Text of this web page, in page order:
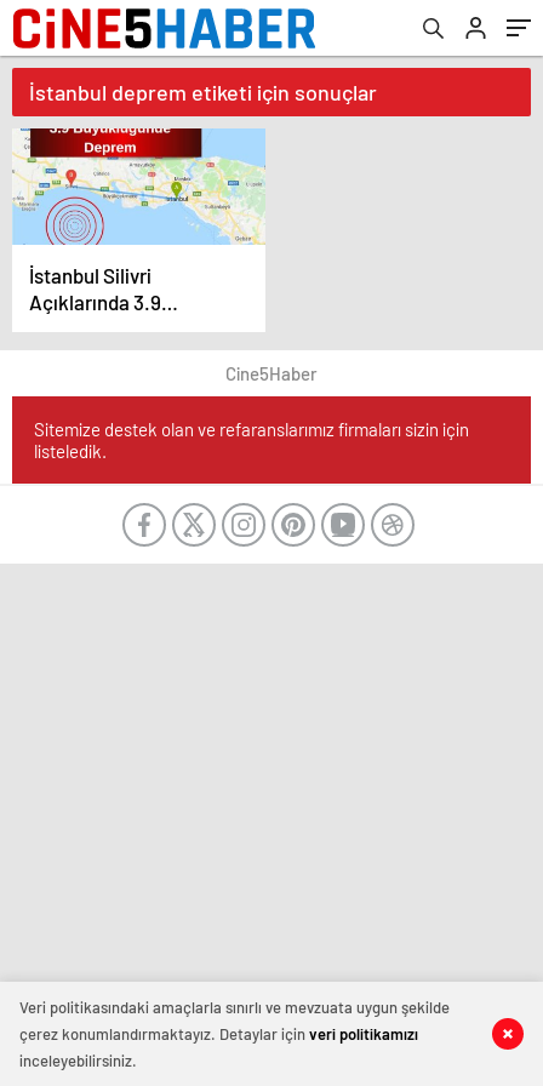
İstanbul deprem etiketi için sonuçlar
İstanbul Silivri
Açıklarında 3.9
Büyüklüğünde Deprem
Meydana Geldi
Cine5Haber
Sitemize destek olan ve refaranslarımız firmaları sizin için
listeledik.
Veri politikasındaki amaçlarla sınırlı ve mevzuata uygun şekilde
çerez konumlandırmaktayız. Detaylar içinveri politikamızı
inceleyebilirsiniz.